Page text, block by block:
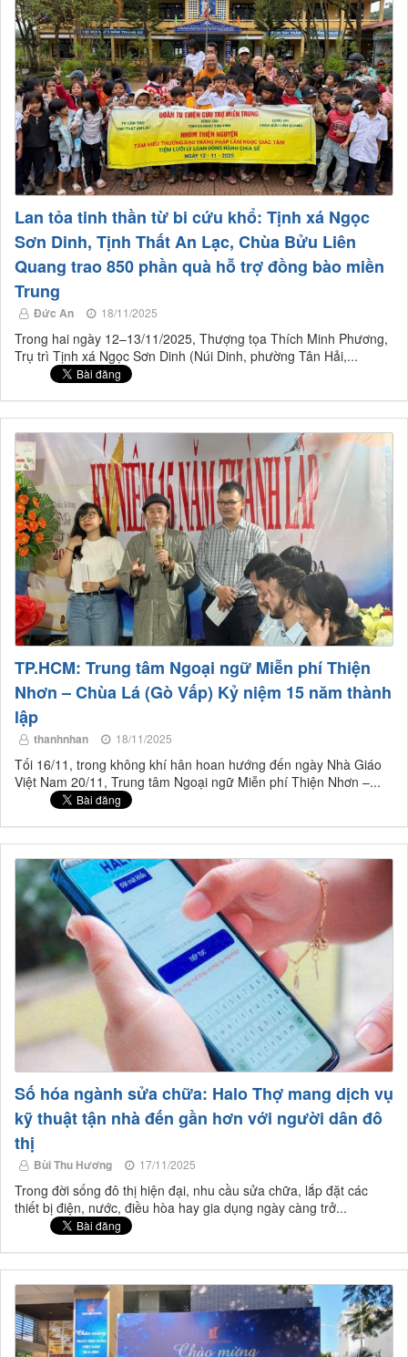
Lan tỏa tinh thần từ bi cứu khổ: Tịnh xá Ngọc
Sơn Dinh, Tịnh Thất An Lạc, Chùa Bửu Liên
Quang trao 850 phần quà hỗ trợ đồng bào miền
Trung
Đức An 18/11/2025
Trong hai ngày 12–13/11/2025, Thượng tọa Thích Minh Phương,
Trụ trì Tịnh xá Ngọc Sơn Dinh (Núi Dinh, phường Tân Hải,...
TP.HCM: Trung tâm Ngoại ngữ Miễn phí Thiện
Nhơn – Chùa Lá (Gò Vấp) Kỷ niệm 15 năm thành
lập
thanhnhan 18/11/2025
Tối 16/11, trong không khí hân hoan hướng đến ngày Nhà Giáo
Việt Nam 20/11, Trung tâm Ngoại ngữ Miễn phí Thiện Nhơn –...
Số hóa ngành sửa chữa: Halo Thợ mang dịch vụ
kỹ thuật tận nhà đến gần hơn với người dân đô
thị
Bùi Thu Hương 17/11/2025
Trong đời sống đô thị hiện đại, nhu cầu sửa chữa, lắp đặt các
thiết bị điện, nước, điều hòa hay gia dụng ngày càng trở...